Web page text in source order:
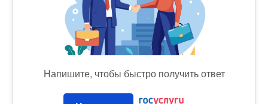
Напишите, чтобы быстро получить ответ